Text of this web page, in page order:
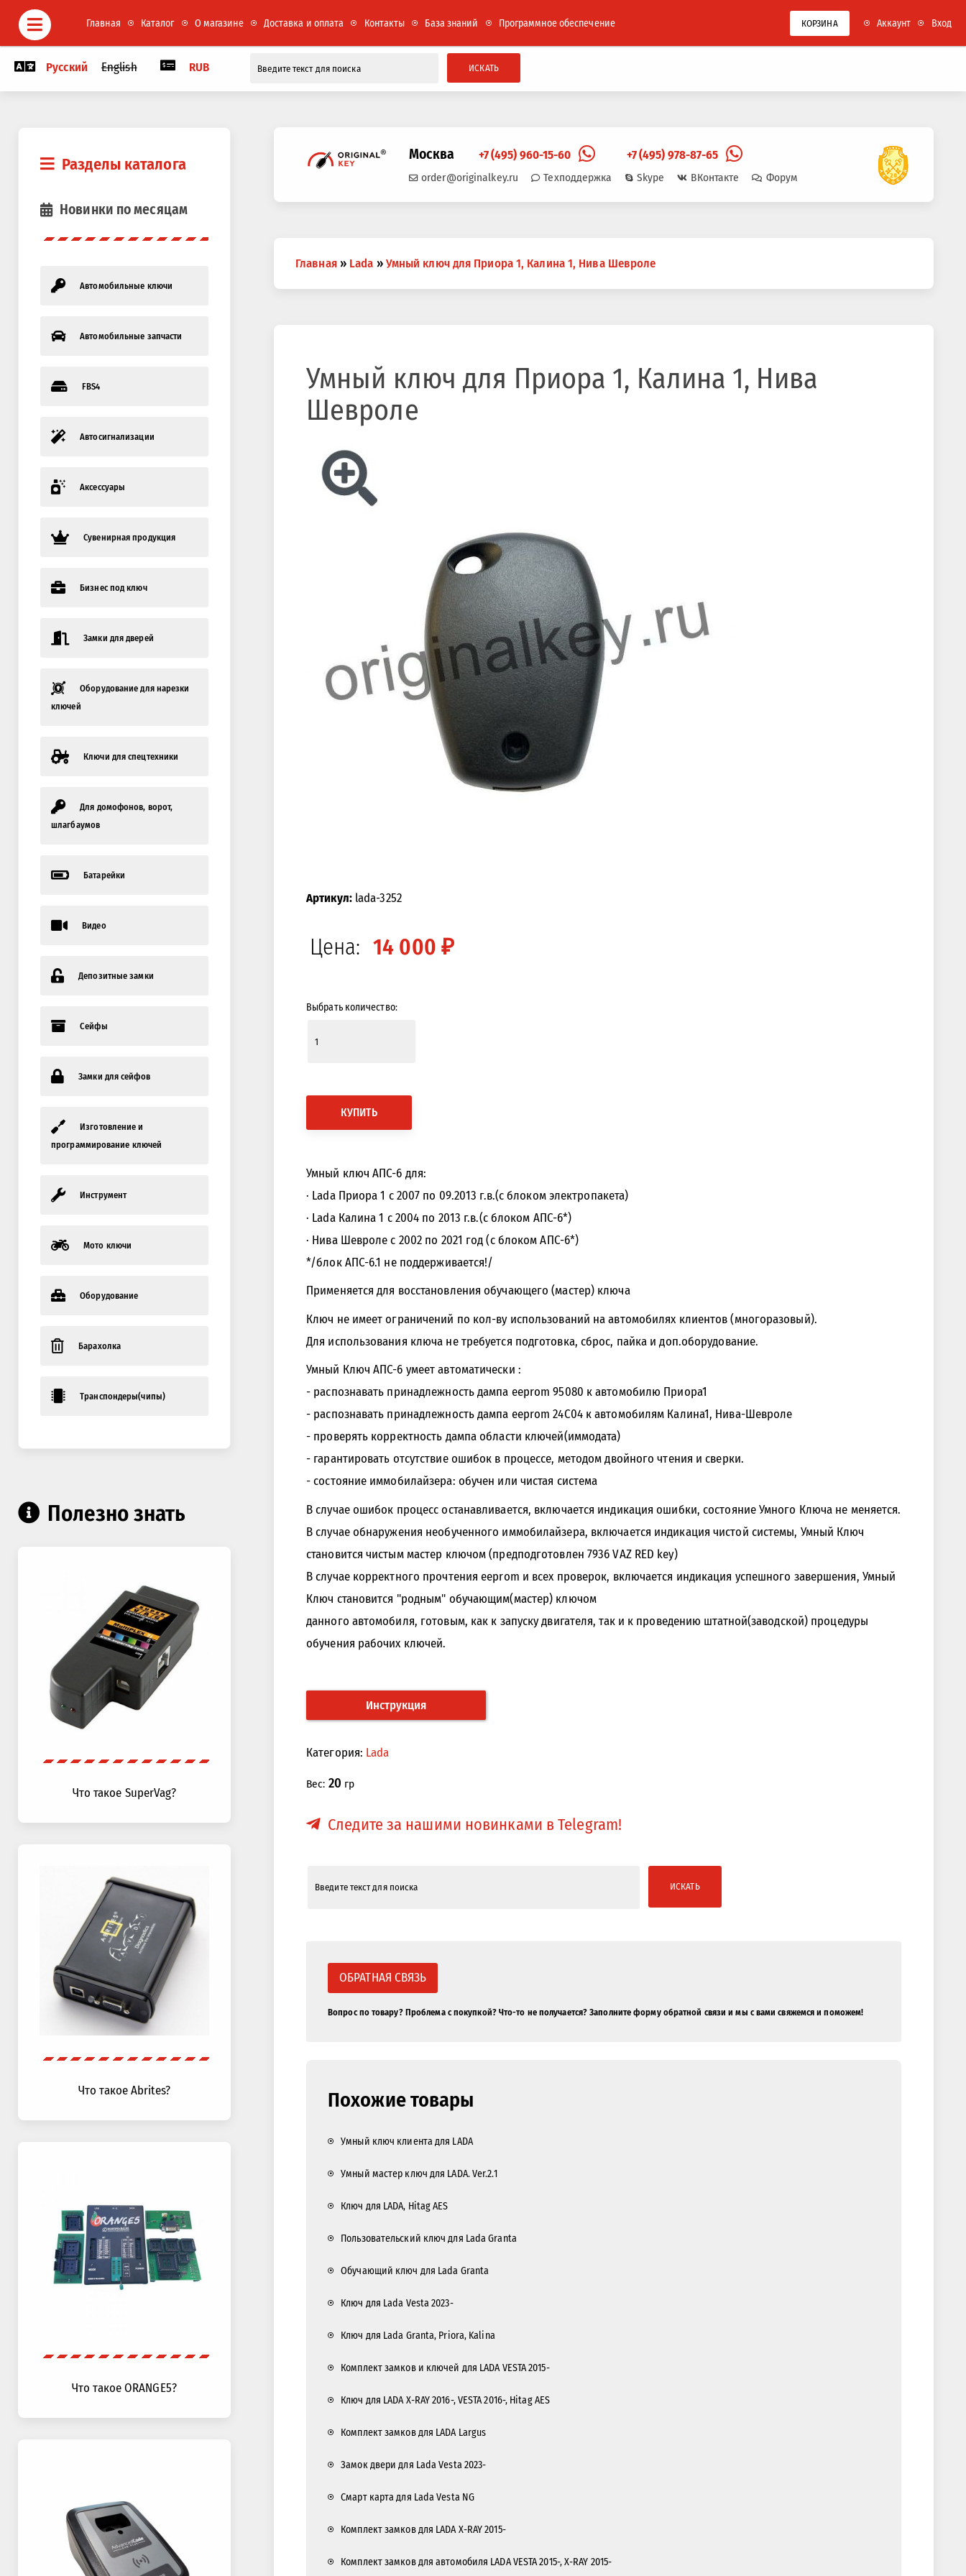
Главная Каталог О магазине Доставка и оплата Контакты База знаний Программное обеспечение КОРЗИНА Аккаунт Вход
Русский English RUB ИСКАТЬ
Разделы каталога
Новинки по месяцам
Автомобильные ключи
Автомобильные запчасти
FBS4
Автосигнализации
Аксессуары
Сувенирная продукция
Бизнес под ключ
Замки для дверей
Оборудование для нарезки
ключей
Ключи для спецтехники
Для домофонов, ворот,
шлагбаумов
Батарейки
Видео
Депозитные замки
Сейфы
Замки для сейфов
Изготовление и
программирование ключей
Инструмент
Мото ключи
Оборудование
Барахолка
Транспондеры(чипы)
Полезно знать
Что такое SuperVag?
Что такое Abrites?
Что такое ORANGE5?
Москва +7 (495) 960-15-60 +7 (495) 978-87-65
order@originalkey.ru Техподдержка Skype ВКонтакте Форум
здесь
Главная » Lada » Умный ключ для Приора 1, Калина 1, Нива Шевроле
Умный ключ для Приора 1, Калина 1, Нива
Шевроле
Артикул:lada-3252
Цена: 14 000 ₽
Выбрать количество:
КУПИТЬ
Умный ключ АПС-6 для:
· Lada Приора 1 с 2007 по 09.2013 г.в.(с блоком электропакета)
· Lada Калина 1 с 2004 по 2013 г.в.(с блоком АПС-6*)
· Нива Шевроле с 2002 по 2021 год (с блоком АПС-6*)
*/блок АПС-6.1 не поддерживается!/
Применяется для восстановления обучающего (мастер) ключа
Ключ не имеет ограничений по кол-ву использований на автомобилях клиентов (многоразовый).
Для использования ключа не требуется подготовка, сброс, пайка и доп.оборудование.
Умный Ключ АПС-6 умеет автоматически :
- распознавать принадлежность дампа eeprom 95080 к автомобилю Приора1
- распознавать принадлежность дампа eeprom 24С04 к автомобилям Калина1, Нива-Шевроле
- проверять корректность дампа области ключей(иммодата)
- гарантировать отсутствие ошибок в процессе, методом двойного чтения и сверки.
- состояние иммобилайзера: обучен или чистая система
В случае ошибок процесс останавливается, включается индикация ошибки, состояние Умного Ключа не меняется.
В случае обнаружения необученного иммобилайзера, включается индикация чистой системы, Умный Ключ
становится чистым мастер ключом (предподготовлен 7936 VAZ RED key)
В случае корректного прочтения eeprom и всех проверок, включается индикация успешного завершения, Умный
Ключ становится "родным" обучающим(мастер) ключом
данного автомобиля, готовым, как к запуску двигателя, так и к проведению штатной(заводской) процедуры
обучения рабочих ключей.
Инструкция
Категория: Lada
Вес: 20 гр
Следите за нашими новинками в Telegram!
ИСКАТЬ
ОБРАТНАЯ СВЯЗЬ
Вопрос по товару? Проблема с покупкой? Что-то не получается? Заполните форму обратной связи и мы с вами свяжемся и поможем!
Похожие товары
Умный ключ клиента для LADA
Умный мастер ключ для LADA. Ver.2.1
Ключ для LADA, Hitag AES
Пользовательский ключ для Lada Granta
Обучающий ключ для Lada Granta
Ключ для Lada Vesta 2023-
Ключ для Lada Granta, Priora, Kalina
Комплект замков и ключей для LADA VESTA 2015-
Ключ для LADA X-RAY 2016-, VESTA 2016-, Hitag AES
Комплект замков для LADA Largus
Замок двери для Lada Vesta 2023-
Смарт карта для Lada Vesta NG
Комплект замков для LADA X-RAY 2015-
Комплект замков для автомобиля LADA VESTA 2015-, X-RAY 2015-